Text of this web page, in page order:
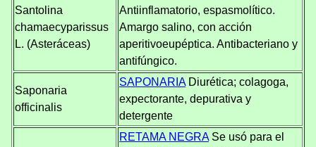
Santolina
chamaecyparissus
L. (Asteráceas)
Antiinflamatorio, espasmolítico.
Amargo salino, con acción
aperitivoeupéptica. Antibacteriano y
antifúngico.
Saponaria
officinalis
SAPONARIADiurética; colagoga,
expectorante, depurativa y
detergente
RETAMA NEGRASe usó para el